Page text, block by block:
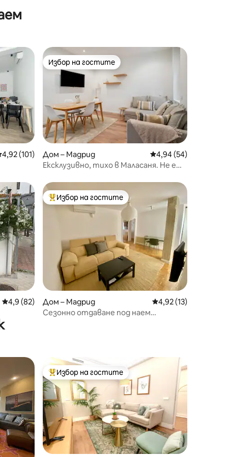
оценка: 4,92 от 5, 101 отзива
4,92 (101)
Избор на гостите
Избор на гостите
Дом – Мадрид Средна оценка:
4,94 (54)
Ексклузивно, тихо в Маласаня. Не е
Средна оценка: 4,9 от 5, 82 отзива
4,9 (82)
Най-популярен избор на гостите
Избор на гостите
Дом – Мадрид Средна оценка:
4,92 (13)
Сезонно отдаване под наем
Най-популярен избор на гостите
Избор на гостите